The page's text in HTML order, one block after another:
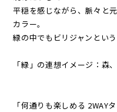
平穏を感じながら、脈々と
カラー。
緑の中でもビリジャンとい
「緑」の連想イメージ：森
「何通りも楽しめる 2WAYタ